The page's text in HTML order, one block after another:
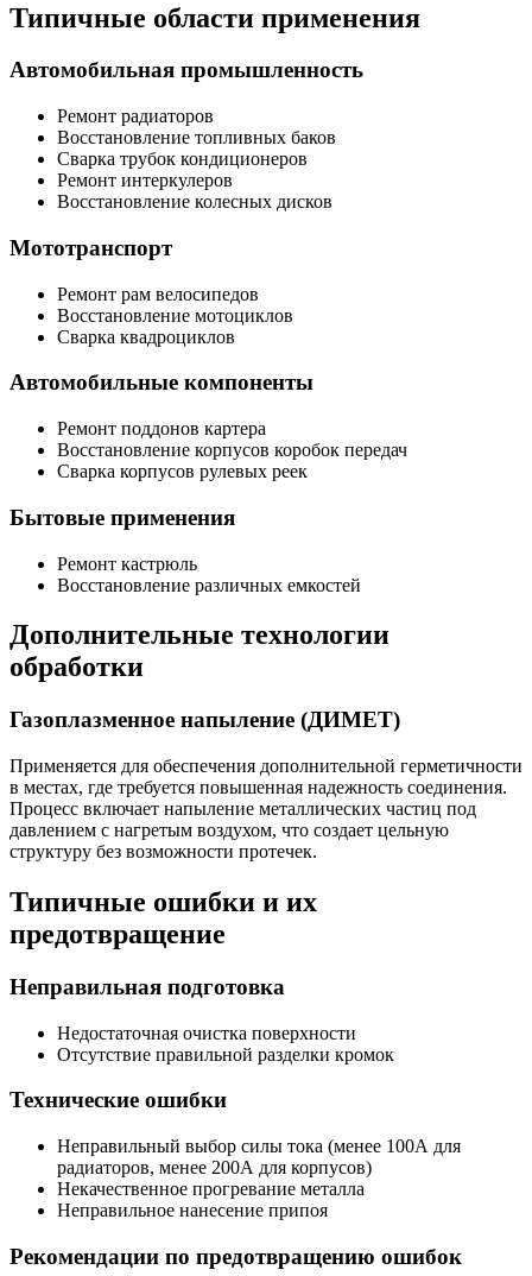
Типичные области применения
Автомобильная промышленность
Ремонт радиаторов
Восстановление топливных баков
Сварка трубок кондиционеров
Ремонт интеркулеров
Восстановление колесных дисков
Мототранспорт
Ремонт рам велосипедов
Восстановление мотоциклов
Сварка квадроциклов
Автомобильные компоненты
Ремонт поддонов картера
Восстановление корпусов коробок передач
Сварка корпусов рулевых реек
Бытовые применения
Ремонт кастрюль
Восстановление различных емкостей
Дополнительные технологии
обработки
Газоплазменное напыление (ДИМЕТ)
Применяется для обеспечения дополнительной герметичности
в местах, где требуется повышенная надежность соединения.
Процесс включает напыление металлических частиц под
давлением с нагретым воздухом, что создает цельную
структуру без возможности протечек.
Типичные ошибки и их
предотвращение
Неправильная подготовка
Недостаточная очистка поверхности
Отсутствие правильной разделки кромок
Технические ошибки
Неправильный выбор силы тока (менее 100А для
радиаторов, менее 200А для корпусов)
Некачественное прогревание металла
Неправильное нанесение припоя
Рекомендации по предотвращению ошибок